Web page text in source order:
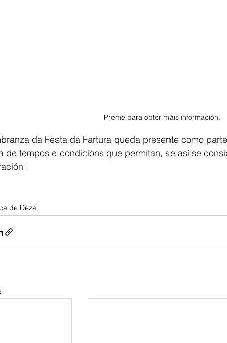
Preme para obter máis información.
da Festa da Fartura queda presente como
de tempos e condicións que permitan, se así se
de Deza